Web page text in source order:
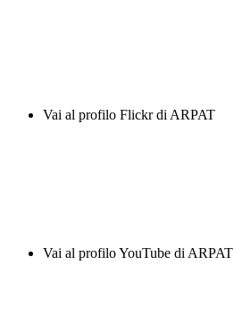
Vai al profilo Flickr di ARPAT
Vai al profilo YouTube di ARPAT